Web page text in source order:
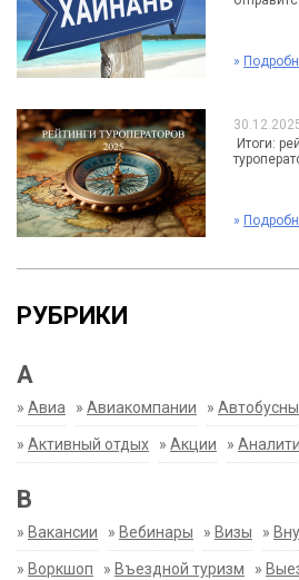
»
Итоги:
»
РУБРИКИ
А
» Авиа » Авиакомпании »
» Активный отдых » Акции »
В
» Вакансии » Вебинары » Визы »
» Воркшоп » Въездной туризм »